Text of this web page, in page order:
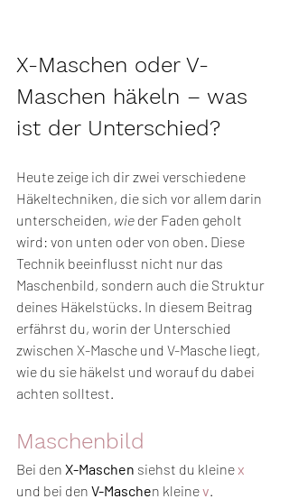
X-Maschen oder V-
Maschen häkeln – was
ist der Unterschied?
Heute zeige ich dir zwei verschiedene
Häkeltechniken, die sich vor allem darin
unterscheiden, wie der Faden geholt
wird: von unten oder von oben. Diese
Technik beeinflusst nicht nur das
Maschenbild, sondern auch die Struktur
deines Häkelstücks. In diesem Beitrag
erfährst du, worin der Unterschied
zwischen X-Masche und V-Masche liegt,
wie du sie häkelst und worauf du dabei
achten solltest.
Maschenbild
Bei den X-Maschen siehst du kleine x
und bei den V-Maschen kleine v.